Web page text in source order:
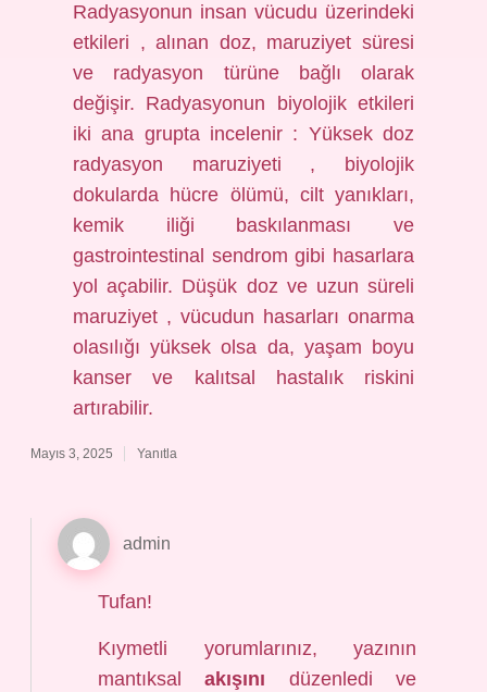
Radyasyonun insan vücudu üzerindeki
etkileri , alınan doz, maruziyet süresi
ve radyasyon türüne bağlı olarak
değişir. Radyasyonun biyolojik etkileri
iki ana grupta incelenir : Yüksek doz
radyasyon maruziyeti , biyolojik
dokularda hücre ölümü, cilt yanıkları,
kemik iliği baskılanması ve
gastrointestinal sendrom gibi hasarlara
yol açabilir. Düşük doz ve uzun süreli
maruziyet , vücudun hasarları onarma
olasılığı yüksek olsa da, yaşam boyu
kanser ve kalıtsal hastalık riskini
artırabilir.
Mayıs 3, 2025 Yanıtla
admin
Tufan!
Kıymetli yorumlarınız, yazının
mantıksalakışını düzenledi ve